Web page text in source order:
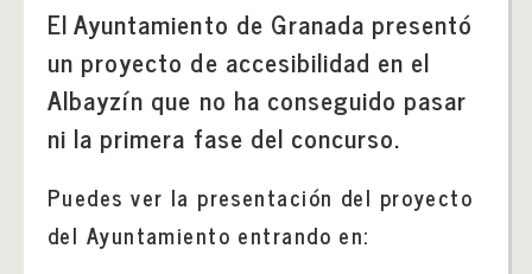
El Ayuntamiento de Granada presentó
un proyecto de accesibilidad en el
Albayzín que no ha conseguido pasar
ni la primera fase del concurso.
Puedes ver la presentación del proyecto
del Ayuntamiento entrando en: